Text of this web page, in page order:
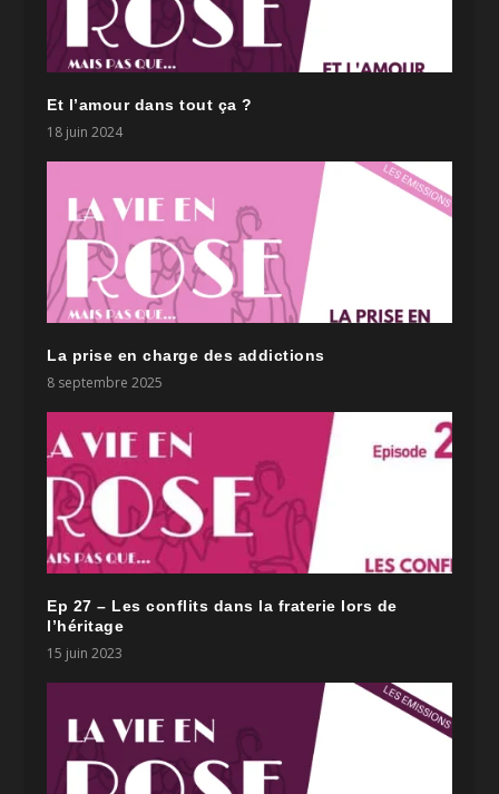
Et l’amour dans tout ça ?
18 juin 2024
La prise en charge des addictions
8 septembre 2025
Ep 27 – Les conflits dans la fraterie lors de
l’héritage
15 juin 2023